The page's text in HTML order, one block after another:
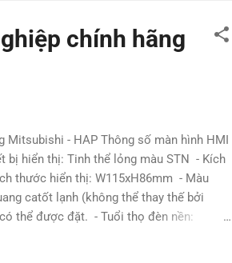
chính hãng
Mitsubishi - HAP Thông số màn hình HMI
bị hiển thị: Tinh thể lỏng màu STN - Kích
thước hiển thị: W115xH86mm - Màu
catốt lạnh (không thể thay thế bởi
thể được đặt. - Tuổi thọ đèn nền: